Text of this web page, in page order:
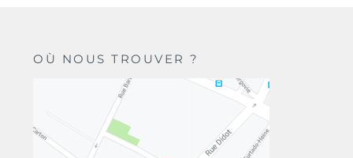
OÙ NOUS TROUVER ?